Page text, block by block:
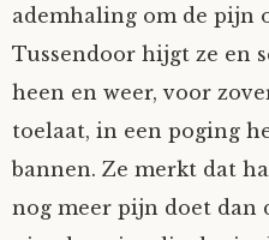
ademhaling om de pijn
Tussendoor hijgt ze en
heen en weer, voor
toelaat, in een poging
bannen. Ze merkt dat
nog meer pijn doet dan